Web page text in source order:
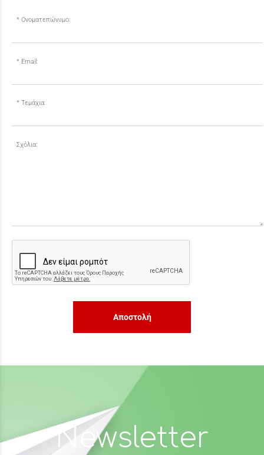
Ονοματεπώνυμο:
Email:
Τεμάχια:
Σχόλια:
Αποστολή
Newsletter